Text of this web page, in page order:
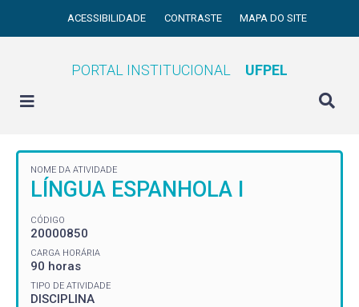
ACESSIBILIDADE CONTRASTE MAPA DO SITE
PORTAL INSTITUCIONAL UFPEL
NOME DA ATIVIDADE
LÍNGUA ESPANHOLA I
CÓDIGO
20000850
CARGA HORÁRIA
90 horas
TIPO DE ATIVIDADE
DISCIPLINA